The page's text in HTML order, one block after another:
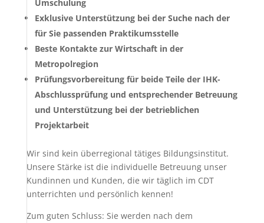
Umschulung
Exklusive Unterstützung bei der Suche nach der
für Sie passenden Praktikumsstelle
Beste Kontakte zur Wirtschaft in der
Metropolregion
Prüfungsvorbereitung für beide Teile der IHK-
Abschlussprüfung und entsprechender Betreuung
und Unterstützung bei der betrieblichen
Projektarbeit
Wir sind kein überregional tätiges Bildungsinstitut.
Unsere Stärke ist die individuelle Betreuung unser
Kundinnen und Kunden, die wir täglich im CDT
unterrichten und persönlich kennen!
Zum guten Schluss: Sie werden nach dem